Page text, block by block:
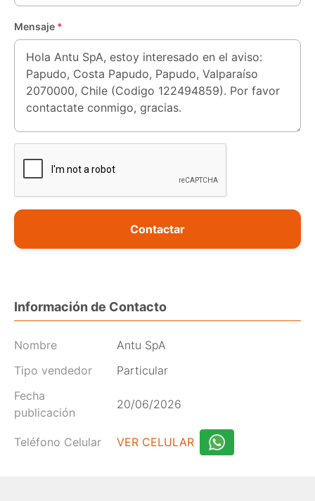
Mensaje *
Contactar
Información de Contacto
Nombre
Antu SpA
Tipo vendedor
Particular
Fecha
publicación
20/06/2026
Teléfono Celular VER CELULAR